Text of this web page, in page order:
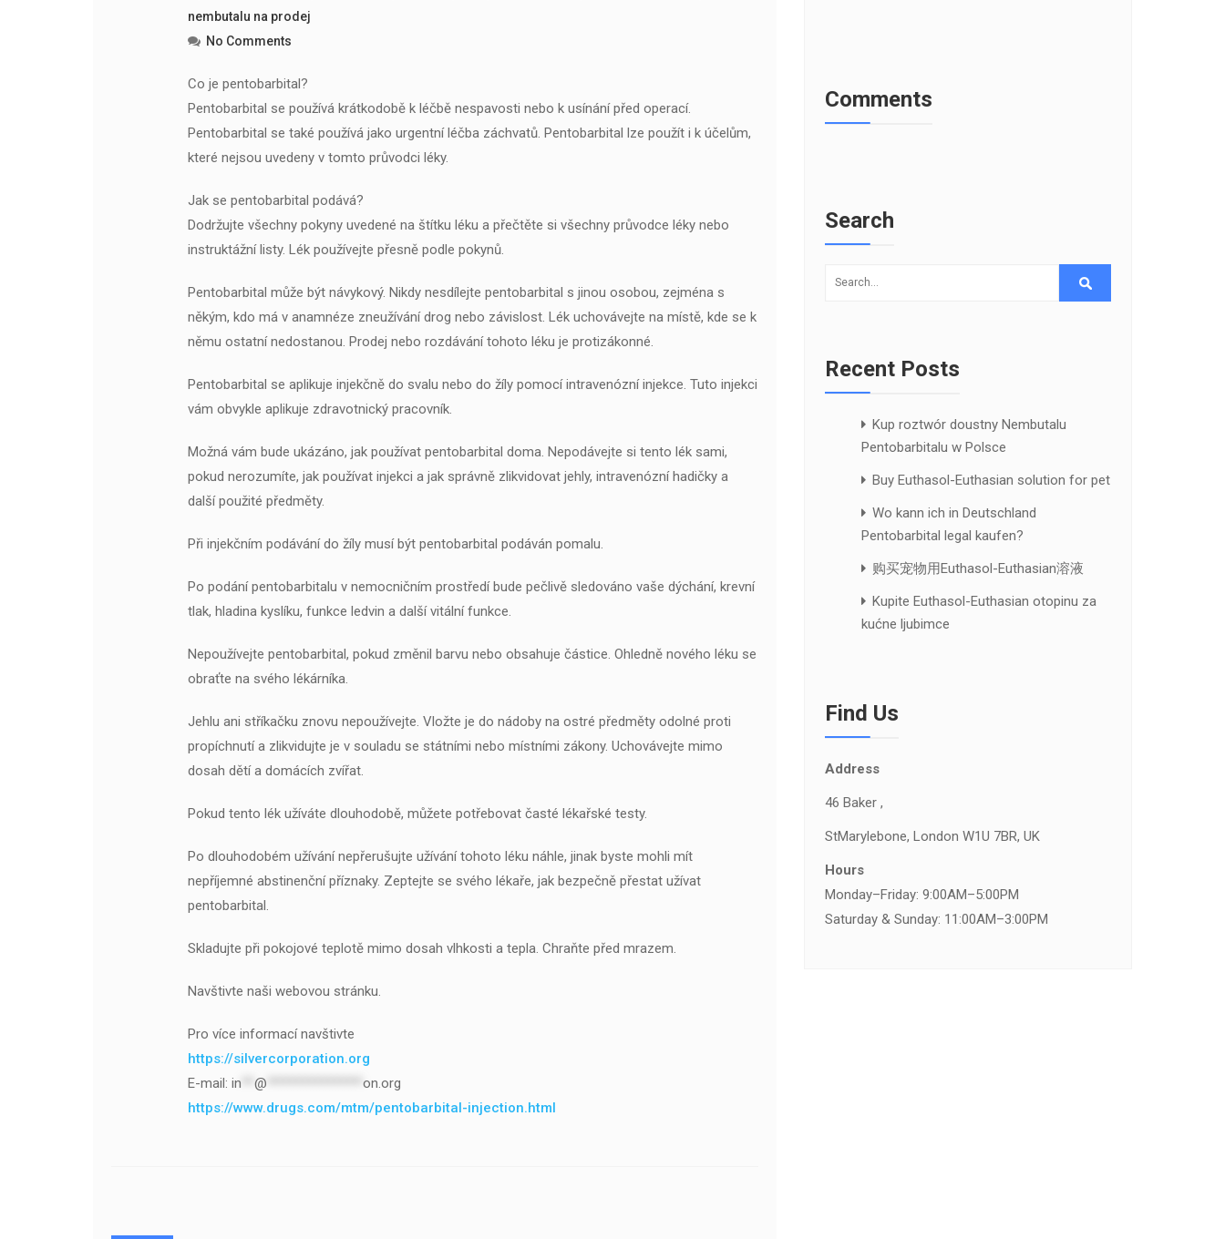
nembutalu na prodej
No Comments
Co je pentobarbital?
Pentobarbital se používá krátkodobě k léčbě nespavosti nebo k usínání před operací.
Pentobarbital se také používá jako urgentní léčba záchvatů. Pentobarbital lze použít i k účelům,
které nejsou uvedeny v tomto průvodci léky.
Jak se pentobarbital podává?
Dodržujte všechny pokyny uvedené na štítku léku a přečtěte si všechny průvodce léky nebo
instruktážní listy. Lék používejte přesně podle pokynů.
Pentobarbital může být návykový. Nikdy nesdílejte pentobarbital s jinou osobou, zejména s
někým, kdo má v anamnéze zneužívání drog nebo závislost. Lék uchovávejte na místě, kde se k
němu ostatní nedostanou. Prodej nebo rozdávání tohoto léku je protizákonné.
Pentobarbital se aplikuje injekčně do svalu nebo do žíly pomocí intravenózní injekce. Tuto injekci
vám obvykle aplikuje zdravotnický pracovník.
Možná vám bude ukázáno, jak používat pentobarbital doma. Nepodávejte si tento lék sami,
pokud nerozumíte, jak používat injekci a jak správně zlikvidovat jehly, intravenózní hadičky a
další použité předměty.
Při injekčním podávání do žíly musí být pentobarbital podáván pomalu.
Po podání pentobarbitalu v nemocničním prostředí bude pečlivě sledováno vaše dýchání, krevní
tlak, hladina kyslíku, funkce ledvin a další vitální funkce.
Nepoužívejte pentobarbital, pokud změnil barvu nebo obsahuje částice. Ohledně nového léku se
obraťte na svého lékárníka.
Jehlu ani stříkačku znovu nepoužívejte. Vložte je do nádoby na ostré předměty odolné proti
propíchnutí a zlikvidujte je v souladu se státními nebo místními zákony. Uchovávejte mimo
dosah dětí a domácích zvířat.
Pokud tento lék užíváte dlouhodobě, můžete potřebovat časté lékařské testy.
Po dlouhodobém užívání nepřerušujte užívání tohoto léku náhle, jinak byste mohli mít
nepříjemné abstinenční příznaky. Zeptejte se svého lékaře, jak bezpečně přestat užívat
pentobarbital.
Skladujte při pokojové teplotě mimo dosah vlhkosti a tepla. Chraňte před mrazem.
Navštivte naši webovou stránku.
Pro více informací navštivte
https://silvercorporation.org
E-mail:in **@ ***************on.org
https://www.drugs.com/mtm/pentobarbital-injection.html
Comments
Search
Recent Posts
Kup roztwór doustny Nembutalu
Pentobarbitalu w Polsce
Buy Euthasol-Euthasian solution for pet
Wo kann ich in Deutschland
Pentobarbital legal kaufen?
购买宠物用Euthasol-Euthasian溶液
Kupite Euthasol-Euthasian otopinu za
kućne ljubimce
Find Us
Address
46 Baker ,
StMarylebone, London W1U 7BR, UK
Hours
Monday–Friday: 9:00AM–5:00PM
Saturday & Sunday: 11:00AM–3:00PM